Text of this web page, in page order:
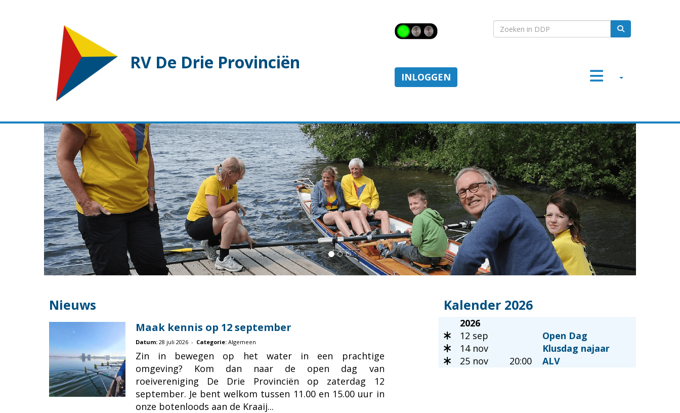
RV De Drie Provinciën
INLOGGEN
Nieuws Kalender 2026
Maak kennis op 12 september
Datum:28 juli 2026 - Categorie:Algemeen
Zin in bewegen op het water in een prachtige
omgeving? Kom dan naar de open dag van
roeivereniging De Drie Provinciën op zaterdag 12
september. Je bent welkom tussen 11.00 en 15.00 uur in
onze botenloods aan de Kraaij...
2026
12 sep
Open Dag
14 nov
Klusdag najaar
25 nov
20:00 ALV